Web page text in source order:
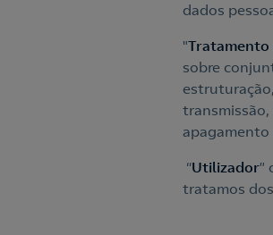
dados
"Tratamento
sobre
apagamento
“Utilizador”
tratamos